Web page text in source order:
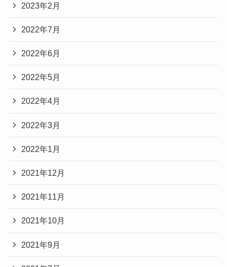
2023年2月
2022年7月
2022年6月
2022年5月
2022年4月
2022年3月
2022年1月
2021年12月
2021年11月
2021年10月
2021年9月